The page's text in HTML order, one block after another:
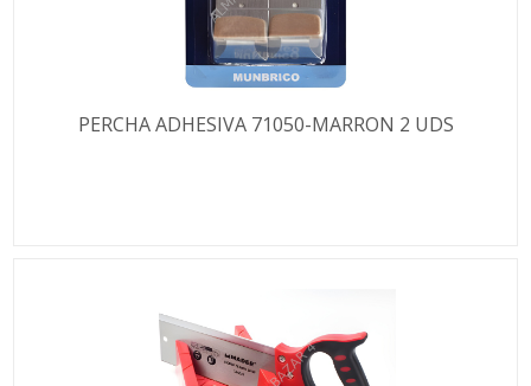
PERCHA ADHESIVA 71050-MARRON 2 UDS